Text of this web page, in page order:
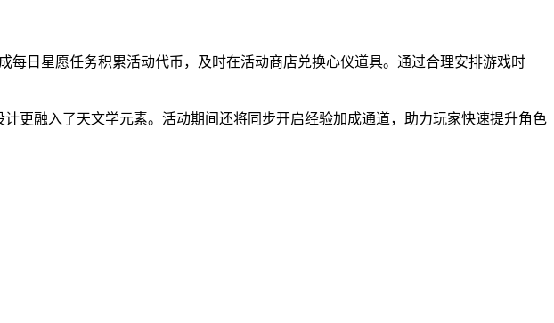
每日星愿任务积累活动代币，及时在活动商店兑换心仪道具。通过合理安排游戏时
更融入了天文学元素。活动期间还将同步开启经验加成通道，助力玩家快速提升角色